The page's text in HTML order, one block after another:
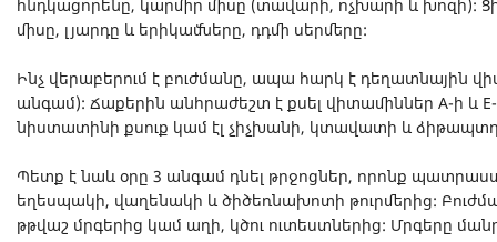
հնդկացորենը, կարմիր միսը (տավարի, ոչխարի և խոզի):
միսը, լյարդը և երիկամները, դդմի սերմերը:
Ինչ վերաբերում է բուժմանը, ապա հարկ է դեղատնային
անգամ): Ճաքերին անհրաժեշտ է քսել վիտամիններ A-ի և E-ի
նիստատինի քսուք կամ էլ չիչխանի, կտավատի և
Պետք է նաև օրը 3 անգամ դնել թրջոցներ, որոնք
եղեսպակի, վաղենակի և ծիծեռնախոտի թուրմերից:
թթվաշ մրգերից կամ աղի, կծու ուտեստներից: Մրգերը